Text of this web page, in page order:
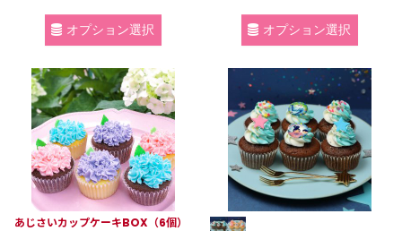
オプション選択 オプション選択
あじさいカップケーキBOX（6個）